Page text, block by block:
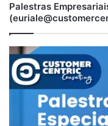
Palestras